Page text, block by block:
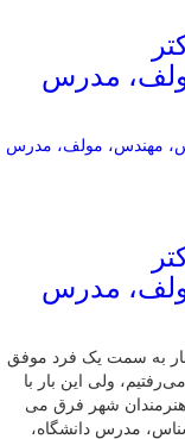
مدرس
مدرس
بار به سمت یک فرد موفق
ولی این بار با
شهر فرق می
مدرس دانشگاه،